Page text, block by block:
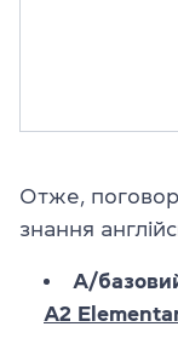
Отже,
знання
A/
A2